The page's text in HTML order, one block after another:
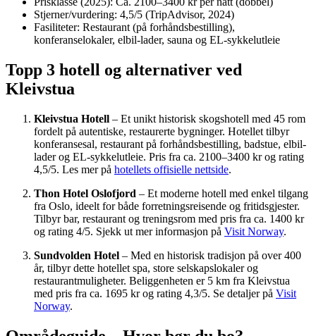
Stjerner/vurdering: 4,5/5 (TripAdvisor, 2024)
Fasiliteter: Restaurant (på forhåndsbestilling),
konferanselokaler, elbil-lader, sauna og EL-sykkelutleie
Topp 3 hotell og alternativer ved
Kleivstua
Kleivstua Hotell – Et unikt historisk skogshotell med 45 rom
fordelt på autentiske, restaurerte bygninger. Hotellet tilbyr
konferansesal, restaurant på forhåndsbestilling, badstue, elbil-
lader og EL-sykkelutleie. Pris fra ca. 2100–3400 kr og rating
4,5/5. Les mer på hotellets offisielle nettside.
Thon Hotel Oslofjord – Et moderne hotell med enkel tilgang
fra Oslo, ideelt for både forretningsreisende og fritidsgjester.
Tilbyr bar, restaurant og treningsrom med pris fra ca. 1400 kr
og rating 4/5. Sjekk ut mer informasjon på Visit Norway.
Sundvolden Hotel – Med en historisk tradisjon på over 400
år, tilbyr dette hotellet spa, store selskapslokaler og
restaurantmuligheter. Beliggenheten er 5 km fra Kleivstua
med pris fra ca. 1695 kr og rating 4,3/5. Se detaljer på Visit
Norway.